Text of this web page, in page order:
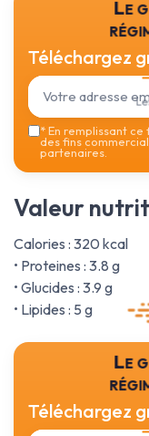
Le
Téléchargez
*En remplissant ce
des fins
partenaires.
Valeur
Calories : 320 kcal
• Proteines : 3.8 g
• Glucides : 3.9 g
• Lipides : 5 g
Le
Téléchargez